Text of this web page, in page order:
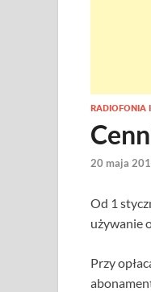
RADIOFONIA
20 maja
Od 1
używanie
Przy